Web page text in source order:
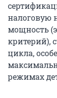
налоговую
мощность
критерий),
цикла,
режимах